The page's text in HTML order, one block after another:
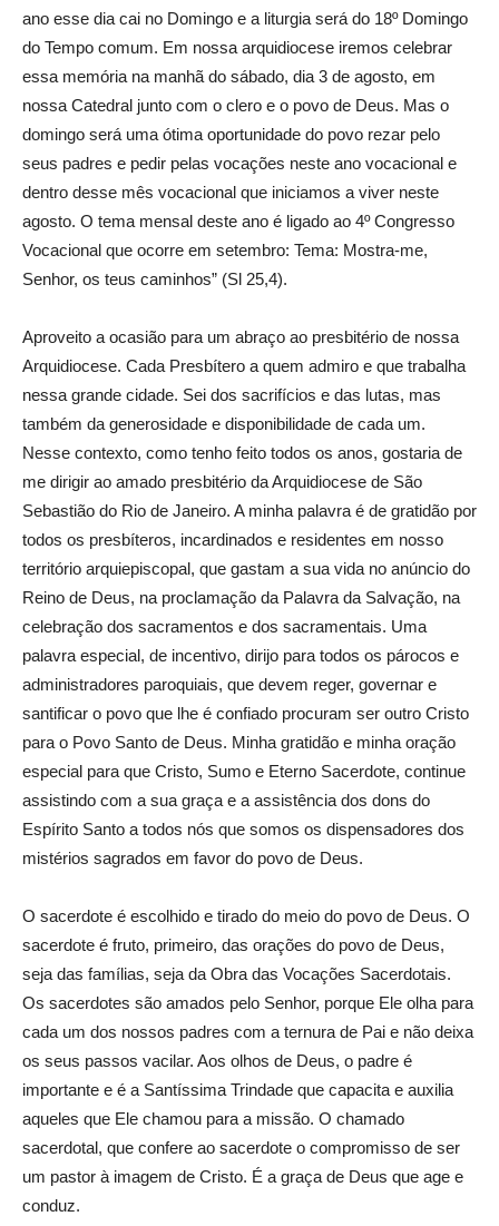
ano esse dia cai no Domingo e a liturgia será do 18º Domingo
do Tempo comum. Em nossa arquidiocese iremos celebrar
essa memória na manhã do sábado, dia 3 de agosto, em
nossa Catedral junto com o clero e o povo de Deus. Mas o
domingo será uma ótima oportunidade do povo rezar pelo
seus padres e pedir pelas vocações neste ano vocacional e
dentro desse mês vocacional que iniciamos a viver neste
agosto. O tema mensal deste ano é ligado ao 4º Congresso
Vocacional que ocorre em setembro: Tema: Mostra-me,
Senhor, os teus caminhos” (Sl 25,4).
Aproveito a ocasião para um abraço ao presbitério de nossa
Arquidiocese. Cada Presbítero a quem admiro e que trabalha
nessa grande cidade. Sei dos sacrifícios e das lutas, mas
também da generosidade e disponibilidade de cada um.
Nesse contexto, como tenho feito todos os anos, gostaria de
me dirigir ao amado presbitério da Arquidiocese de São
Sebastião do Rio de Janeiro. A minha palavra é de gratidão por
todos os presbíteros, incardinados e residentes em nosso
território arquiepiscopal, que gastam a sua vida no anúncio do
Reino de Deus, na proclamação da Palavra da Salvação, na
celebração dos sacramentos e dos sacramentais. Uma
palavra especial, de incentivo, dirijo para todos os párocos e
administradores paroquiais, que devem reger, governar e
santificar o povo que lhe é confiado procuram ser outro Cristo
para o Povo Santo de Deus. Minha gratidão e minha oração
especial para que Cristo, Sumo e Eterno Sacerdote, continue
assistindo com a sua graça e a assistência dos dons do
Espírito Santo a todos nós que somos os dispensadores dos
mistérios sagrados em favor do povo de Deus.
O sacerdote é escolhido e tirado do meio do povo de Deus. O
sacerdote é fruto, primeiro, das orações do povo de Deus,
seja das famílias, seja da Obra das Vocações Sacerdotais.
Os sacerdotes são amados pelo Senhor, porque Ele olha para
cada um dos nossos padres com a ternura de Pai e não deixa
os seus passos vacilar. Aos olhos de Deus, o padre é
importante e é a Santíssima Trindade que capacita e auxilia
aqueles que Ele chamou para a missão. O chamado
sacerdotal, que confere ao sacerdote o compromisso de ser
um pastor à imagem de Cristo. É a graça de Deus que age e
conduz.